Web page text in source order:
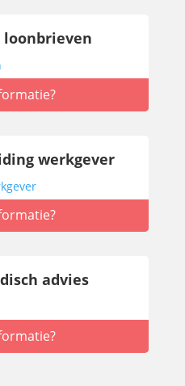
loonbrieven
werkgever
advies